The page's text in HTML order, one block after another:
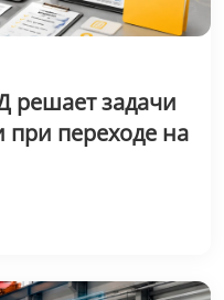
решает задачи
при переходе на